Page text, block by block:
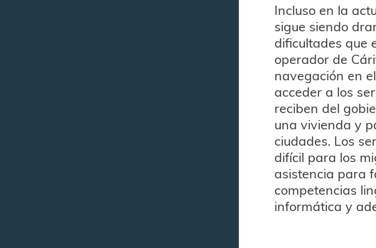
Incluso en la
sigue siendo
dificultades que
operador de
navegación en
acceder a los
reciben del
una vivienda y
ciudades. Los
difícil para los
asistencia para
competencias
informática y